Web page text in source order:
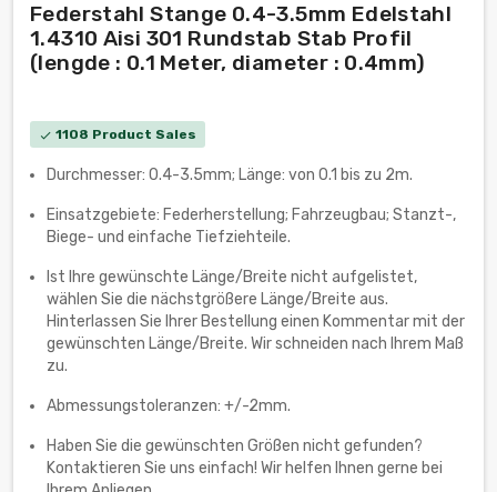
Federstahl Stange 0.4-3.5mm Edelstahl
1.4310 Aisi 301 Rundstab Stab Profil
(lengde : 0.1 Meter, diameter : 0.4mm)
check 1108 Product Sales
Durchmesser: 0.4-3.5mm; Länge: von 0.1 bis zu 2m.
Einsatzgebiete: Federherstellung; Fahrzeugbau; Stanzt-,
Biege- und einfache Tiefziehteile.
Ist Ihre gewünschte Länge/Breite nicht aufgelistet,
wählen Sie die nächstgrößere Länge/Breite aus.
Hinterlassen Sie Ihrer Bestellung einen Kommentar mit der
gewünschten Länge/Breite. Wir schneiden nach Ihrem Maß
zu.
Abmessungstoleranzen: +/-2mm.
Haben Sie die gewünschten Größen nicht gefunden?
Kontaktieren Sie uns einfach! Wir helfen Ihnen gerne bei